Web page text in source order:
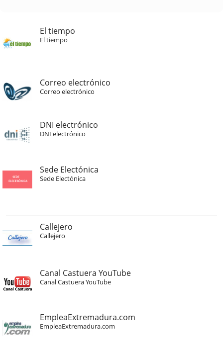
El tiempo
El tiempo
Correo electrónico
Correo electrónico
DNI electrónico
DNI electrónico
Sede Electónica
Sede Electónica
Callejero
Callejero
Canal Castuera YouTube
Canal Castuera YouTube
EmpleaExtremadura.com
EmpleaExtremadura.com